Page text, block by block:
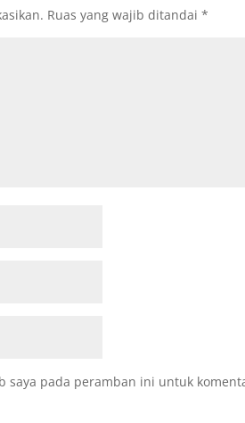
Ruas yang wajib ditandai*
saya pada peramban ini untuk